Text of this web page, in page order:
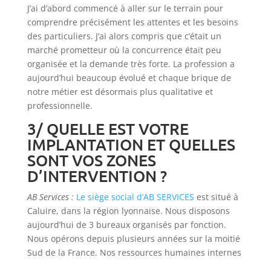
J’ai d’abord commencé à aller sur le terrain pour
comprendre précisément les attentes et les besoins
des particuliers. J’ai alors compris que c’était un
marché prometteur où la concurrence était peu
organisée et la demande très forte. La profession a
aujourd’hui beaucoup évolué et chaque brique de
notre métier est désormais plus qualitative et
professionnelle.
3/ QUELLE EST VOTRE
IMPLANTATION ET QUELLES
SONT VOS ZONES
D’INTERVENTION ?
AB Services : Le siège social d’AB SERVICES est situé à
Caluire, dans la région lyonnaise. Nous disposons
aujourd’hui de 3 bureaux organisés par fonction.
Nous opérons depuis plusieurs années sur la moitié
Sud de la France. Nos ressources humaines internes